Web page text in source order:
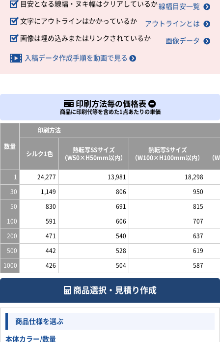
目安となる線幅・ヌキ幅はクリアしているか線幅目安一覧
文字にアウトラインはかかっているか アウトラインとは
画像は埋め込みまたはリンクされているか 画像データ
入稿データ作成手順を動画で見る
印刷方法毎の価格表
商品に印刷代等を含めた1点あたりの単価
数量
印刷方法
シルク1色
熱転写SSサイズ
（W50×H50mm以内）
熱転写Sサイズ
（W100×H100mm以内）
（
1 24,277 13,981 18,298
30 1,149 806 950
50 830 691 815
100 591 606 707
200 471 540 637
500 442 528 619
1000 426 504 587
商品選択・見積り作成
商品仕様を選ぶ
本体カラー/数量